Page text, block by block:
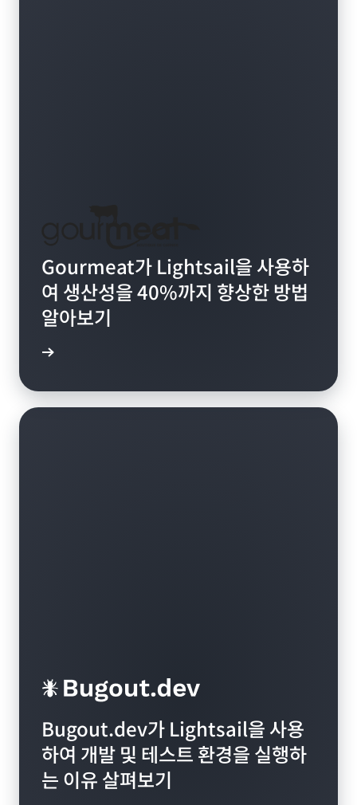
Gourmeat가 Lightsail을 사용하
여 생산성을 40%까지 향상한 방법
알아보기
Bugout.dev가 Lightsail을 사용
하여 개발 및 테스트 환경을 실행하
는 이유 살펴보기